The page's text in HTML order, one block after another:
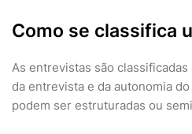
Como se classifica
As entrevistas são
da entrevista e da autonomia
podem ser estruturadas ou